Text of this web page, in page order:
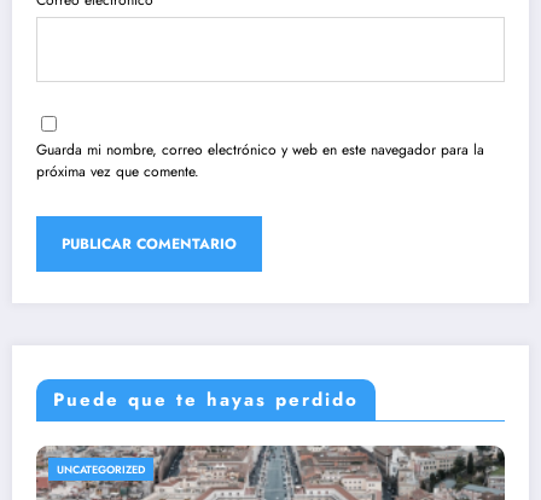
Guarda mi nombre, correo electrónico y web en este navegador para la
próxima vez que comente.
Puede que te hayas perdido
UNCATEGORIZED